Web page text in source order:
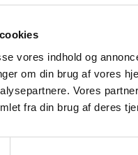
vores indhold og
om din brug af vores
Vores
fra din brug af deres